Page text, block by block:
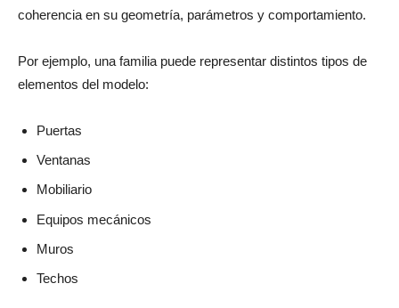
coherencia en su geometría, parámetros y comportamiento.
Por ejemplo, una familia puede representar distintos tipos de
elementos del modelo:
Puertas
Ventanas
Mobiliario
Equipos mecánicos
Muros
Techos